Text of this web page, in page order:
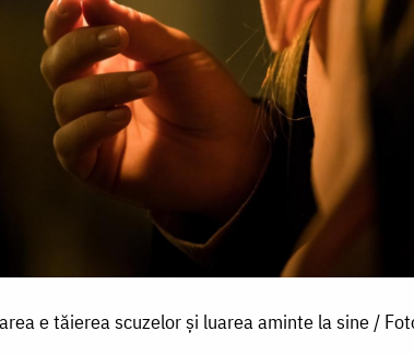
e tăierea scuzelor și luarea aminte la sine /